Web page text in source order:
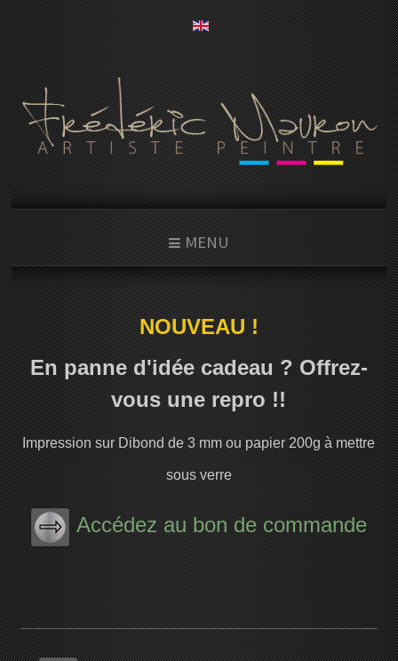
MENU
NOUVEAU !
En panne d'idée cadeau ? Offrez-
vous une repro !!
Impression sur Dibond de 3 mm ou papier 200g à mettre
sous verre
Accédez au bon de commande